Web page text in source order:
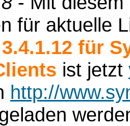
für aktuelle
3.4.1.12 für
ist jetzt
http://